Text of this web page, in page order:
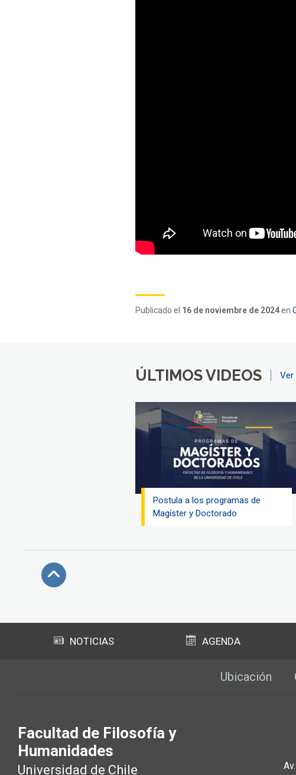
Publicado el 16 de noviembre de 2024en
ÚLTIMOS VIDEOS Ver
Postula a los programas de
Magíster y Doctorado
NOTICIAS AGENDA
Ubicación
Facultad de Filosofía y
Humanidades
Universidad de Chile